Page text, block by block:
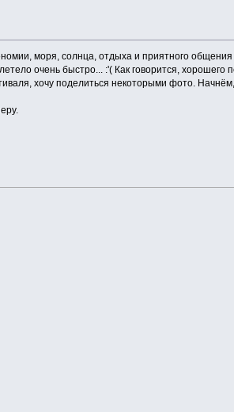
моря, солнца, отдыха и приятного
очень быстро... :'( Как говорится, хорошего
хочу поделиться некоторыми фото.